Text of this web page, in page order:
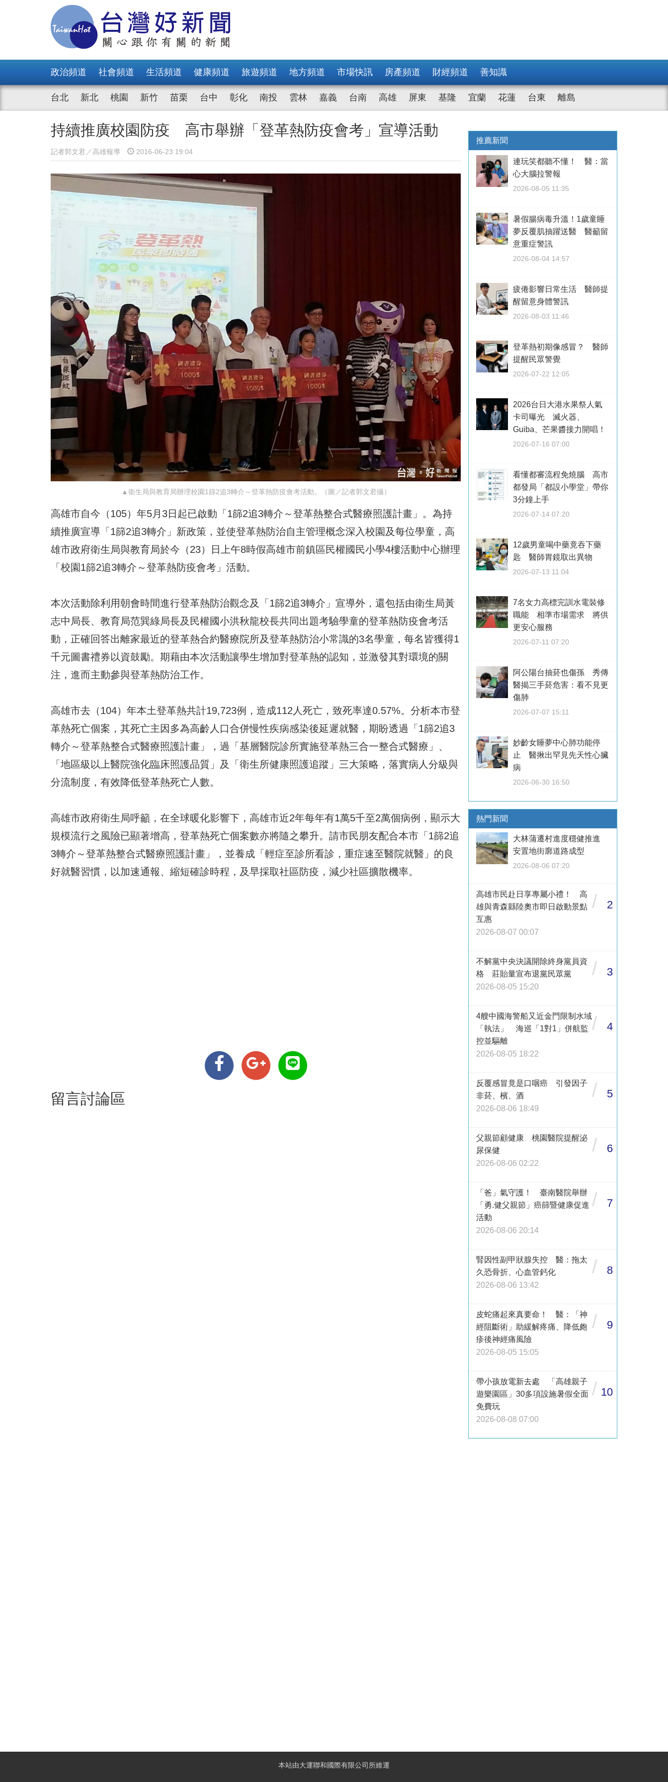
政治頻道 社會頻道 生活頻道 健康頻道 旅遊頻道 地方頻道 市場快訊 房產頻道 財經頻道 善知識
台北 新北 桃園 新竹 苗栗 台中 彰化 南投 雲林 嘉義 台南 高雄 屏東 基隆 宜蘭 花蓮 台東 離島
持續推廣校園防疫 高市舉辦「登革熱防疫會考」宣導活動
記者郭文君／高雄報導 2016-06-23 19:04
▲衛生局與教育局辦理校園1篩2追3轉介～登革熱防疫會考活動。（圖／記者郭文君攝）
高雄市自今（105）年5月3日起已啟動「1篩2追3轉介～登革熱整合式醫療照護計畫」。為持
續推廣宣導「1篩2追3轉介」新政策，並使登革熱防治自主管理概念深入校園及每位學童，高
雄市政府衛生局與教育局於今（23）日上午8時假高雄市前鎮區民權國民小學4樓活動中心辦理
「校園1篩2追3轉介～登革熱防疫會考」活動。
本次活動除利用朝會時間進行登革熱防治觀念及「1篩2追3轉介」宣導外，還包括由衛生局黃
志中局長、教育局范巽綠局長及民權國小洪秋龍校長共同出題考驗學童的登革熱防疫會考活
動，正確回答出離家最近的登革熱合約醫療院所及登革熱防治小常識的3名學童，每名皆獲得1
千元圖書禮券以資鼓勵。期藉由本次活動讓學生增加對登革熱的認知，並激發其對環境的關
注，進而主動參與登革熱防治工作。
高雄市去（104）年本土登革熱共計19,723例，造成112人死亡，致死率達0.57%。分析本市登
革熱死亡個案，其死亡主因多為高齡人口合併慢性疾病感染後延遲就醫，期盼透過「1篩2追3
轉介～登革熱整合式醫療照護計畫」，過「基層醫院診所實施登革熱三合一整合式醫療」、
「地區級以上醫院強化臨床照護品質」及「衛生所健康照護追蹤」三大策略，落實病人分級與
分流制度，有效降低登革熱死亡人數。
高雄市政府衛生局呼籲，在全球暖化影響下，高雄市近2年每年有1萬5千至2萬個病例，顯示大
規模流行之風險已顯著增高，登革熱死亡個案數亦將隨之攀升。請市民朋友配合本市「1篩2追
3轉介～登革熱整合式醫療照護計畫」，並養成「輕症至診所看診，重症速至醫院就醫」的良
好就醫習慣，以加速通報、縮短確診時程，及早採取社區防疫，減少社區擴散機率。
留言討論區
推薦新聞
連玩笑都聽不懂！ 醫：當
心大腦拉警報
2026-08-05 11:35
暑假腸病毒升溫！1歲童睡
夢反覆肌抽躍送醫 醫籲留
意重症警訊
2026-08-04 14:57
疲倦影響日常生活 醫師提
醒留意身體警訊
2026-08-03 11:46
登革熱初期像感冒？ 醫師
提醒民眾警覺
2026-07-22 12:05
2026台日大港水果祭人氣
卡司曝光 滅火器、
Guiba、芒果醬接力開唱！
2026-07-16 07:00
看懂都審流程免燒腦 高市
都發局「都設小學堂」帶你
3分鐘上手
2026-07-14 07:20
12歲男童喝中藥竟吞下藥
匙 醫師胃鏡取出異物
2026-07-13 11:04
7名女力高標完訓水電裝修
職能 相準市場需求 將供
更安心服務
2026-07-11 07:20
阿公陽台抽菸也傷孫 秀傳
醫揭三手菸危害：看不見更
傷肺
2026-07-07 15:11
妙齡女睡夢中心肺功能停
止 醫揪出罕見先天性心臟
病
2026-06-30 16:50
熱門新聞
大林蒲遷村進度穩健推進
安置地街廓道路成型
2026-08-06 07:20
高雄市民赴日享專屬小禮！ 高
雄與青森縣陸奧市即日啟動景點
互惠
2026-08-07 00:07
/ 2
不解黨中央決議開除終身黨員資
格 莊貽量宣布退黨民眾黨
2026-08-05 15:20
/ 3
4艘中國海警船又近金門限制水域
「執法」 海巡「1對1」併航監
控並驅離
2026-08-05 18:22
/ 4
反覆感冒竟是口咽癌 引發因子
非菸、檳、酒
2026-08-06 18:49
/ 5
父親節顧健康 桃園醫院提醒泌
尿保健
2026-08-06 02:22
/ 6
「爸」氣守護！ 臺南醫院舉辦
「勇.健父親節」癌篩暨健康促進
活動
2026-08-06 20:14
/ 7
腎因性副甲狀腺失控 醫：拖太
久恐骨折、心血管鈣化
2026-08-06 13:42
/ 8
皮蛇痛起來真要命！ 醫：「神
經阻斷術」助緩解疼痛、降低皰
疹後神經痛風險
2026-08-05 15:05
/ 9
帶小孩放電新去處 「高雄親子
遊樂園區」30多項設施暑假全面
免費玩
2026-08-08 07:00
/ 10
本站由大運聯和國際有限公司所維運